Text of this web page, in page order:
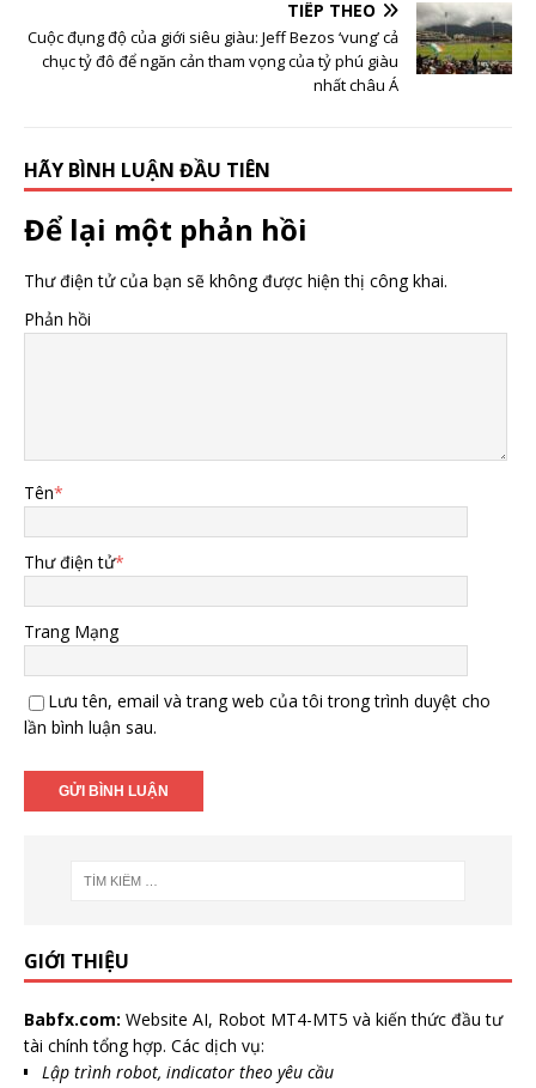
TIẾP THEO
Cuộc đụng độ của giới siêu giàu: Jeff Bezos ‘vung’ cả
chục tỷ đô để ngăn cản tham vọng của tỷ phú giàu
nhất châu Á
HÃY BÌNH LUẬN ĐẦU TIÊN
Để lại một phản hồi
Thư điện tử của bạn sẽ không được hiện thị công khai.
Phản hồi
Tên*
Thư điện tử*
Trang Mạng
Lưu tên, email và trang web của tôi trong trình duyệt cho
lần bình luận sau.
GIỚI THIỆU
Babfx.com: Website AI, Robot MT4-MT5 và kiến thức đầu tư
tài chính tổng hợp. Các dịch vụ:
Lập trình robot, indicator theo yêu cầu